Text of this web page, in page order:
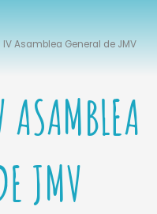
Asamblea General de JMV
JMV